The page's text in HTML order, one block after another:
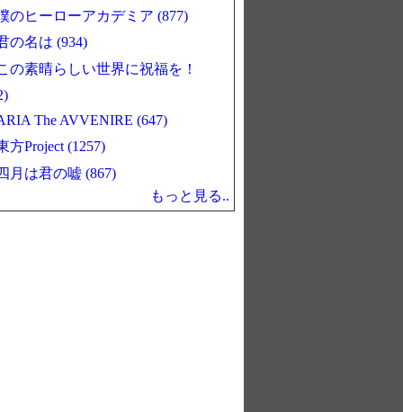
のヒーローアカデミア (877)
の名は (934)
の素晴らしい世界に祝福を！
The AVVENIRE (647)
方Project (1257)
月は君の嘘 (867)
もっと見る..